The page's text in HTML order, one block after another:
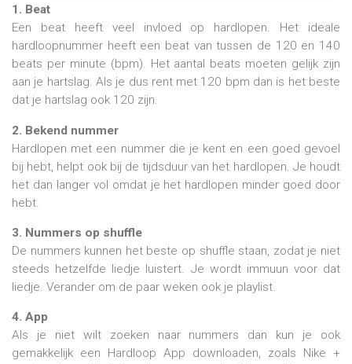
1. Beat
Een beat heeft veel invloed op hardlopen. Het ideale
hardloopnummer heeft een beat van tussen de 120 en 140
beats per minute (bpm). Het aantal beats moeten gelijk zijn
aan je hartslag. Als je dus rent met 120 bpm dan is het beste
dat je hartslag ook 120 zijn.
2. Bekend nummer
Hardlopen met een nummer die je kent en een goed gevoel
bij hebt, helpt ook bij de tijdsduur van het hardlopen. Je houdt
het dan langer vol omdat je het hardlopen minder goed door
hebt.
3. Nummers op shuffle
De nummers kunnen het beste op shuffle staan, zodat je niet
steeds hetzelfde liedje luistert. Je wordt immuun voor dat
liedje. Verander om de paar weken ook je playlist.
4. App
Als je niet wilt zoeken naar nummers dan kun je ook
gemakkelijk een Hardloop App downloaden, zoals Nike +